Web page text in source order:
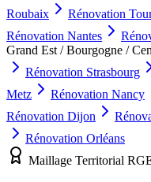
Roubaix
Rénovation
Rénovation Nantes
Grand Est / Bourgogne /
Rénovation Strasbourg
Metz
Rénovation Nancy
Rénovation Dijon
Rénovation Orléans
Maillage Territorial